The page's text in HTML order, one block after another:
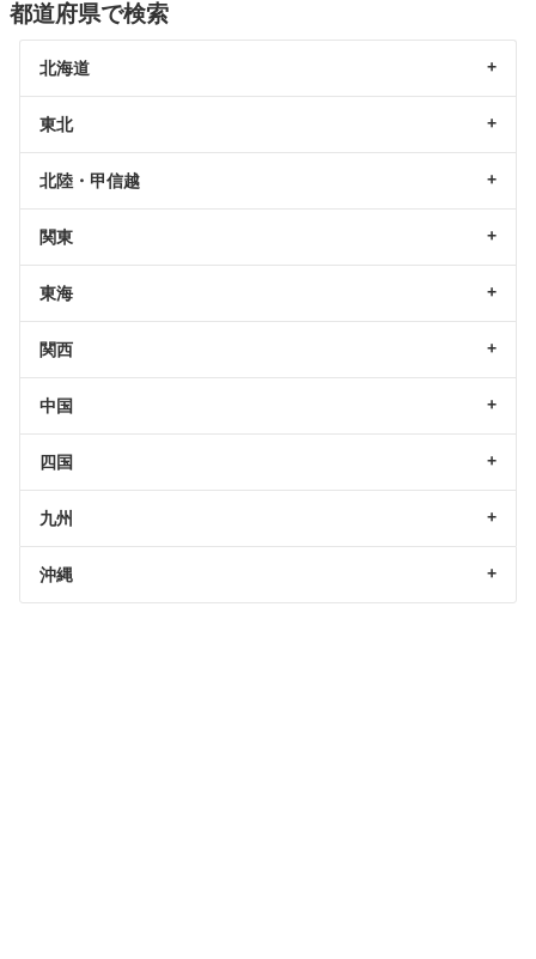
都道府県で検索
北海道
東北
北陸・甲信越
関東
東海
関西
中国
四国
九州
沖縄